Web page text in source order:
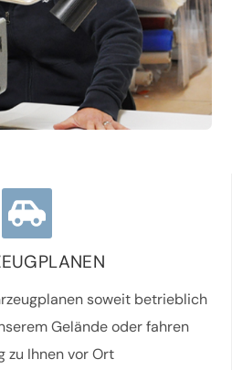
soweit betrieblich
Gelände oder fahren
zu Ihnen vor Ort